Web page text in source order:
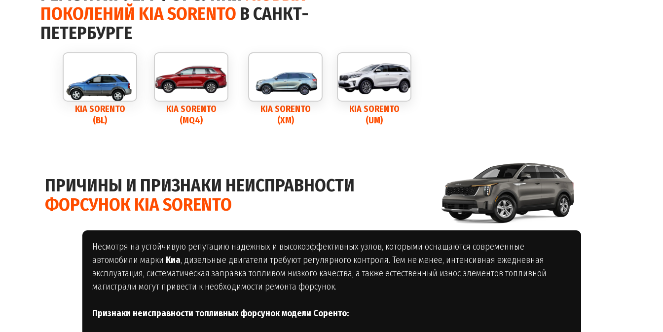
KIA SORENTO
(MQ4)
KIA SORENTO
(UM)
KIA SORENTO
(XM)
KIA SORENTO
(BL)
ПОКОЛЕНИЙ KIA SORENTO В САНКТ-
ПЕТЕРБУРГЕ
ПРИЧИНЫ И ПРИЗНАКИ НЕИСПРАВНОСТИ
ФОРСУНОК KIA SORENTO
Несмотря на устойчивую репутацию надежных и высокоэффективных узлов, которыми оснащаются современные
автомобили марки Киа, дизельные двигатели требуют регулярного контроля. Тем не менее, интенсивная ежедневная
эксплуатация, систематическая заправка топливом низкого качества, а также естественный износ элементов топливной
магистрали могут привести к необходимости ремонта форсунок.
Признаки неисправности топливных форсунок модели Соренто: